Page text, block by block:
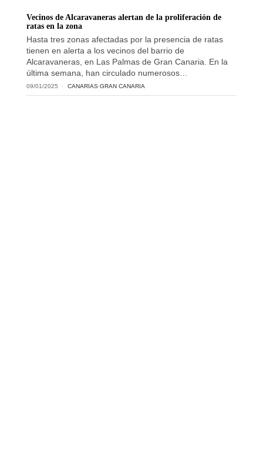
Vecinos de Alcaravaneras alertan de la proliferación de
ratas en la zona
Hasta tres zonas afectadas por la presencia de ratas
tienen en alerta a los vecinos del barrio de
Alcaravaneras, en Las Palmas de Gran Canaria. En la
última semana, han circulado numerosos…
09/01/2025 CANARIAS·GRAN CANARIA